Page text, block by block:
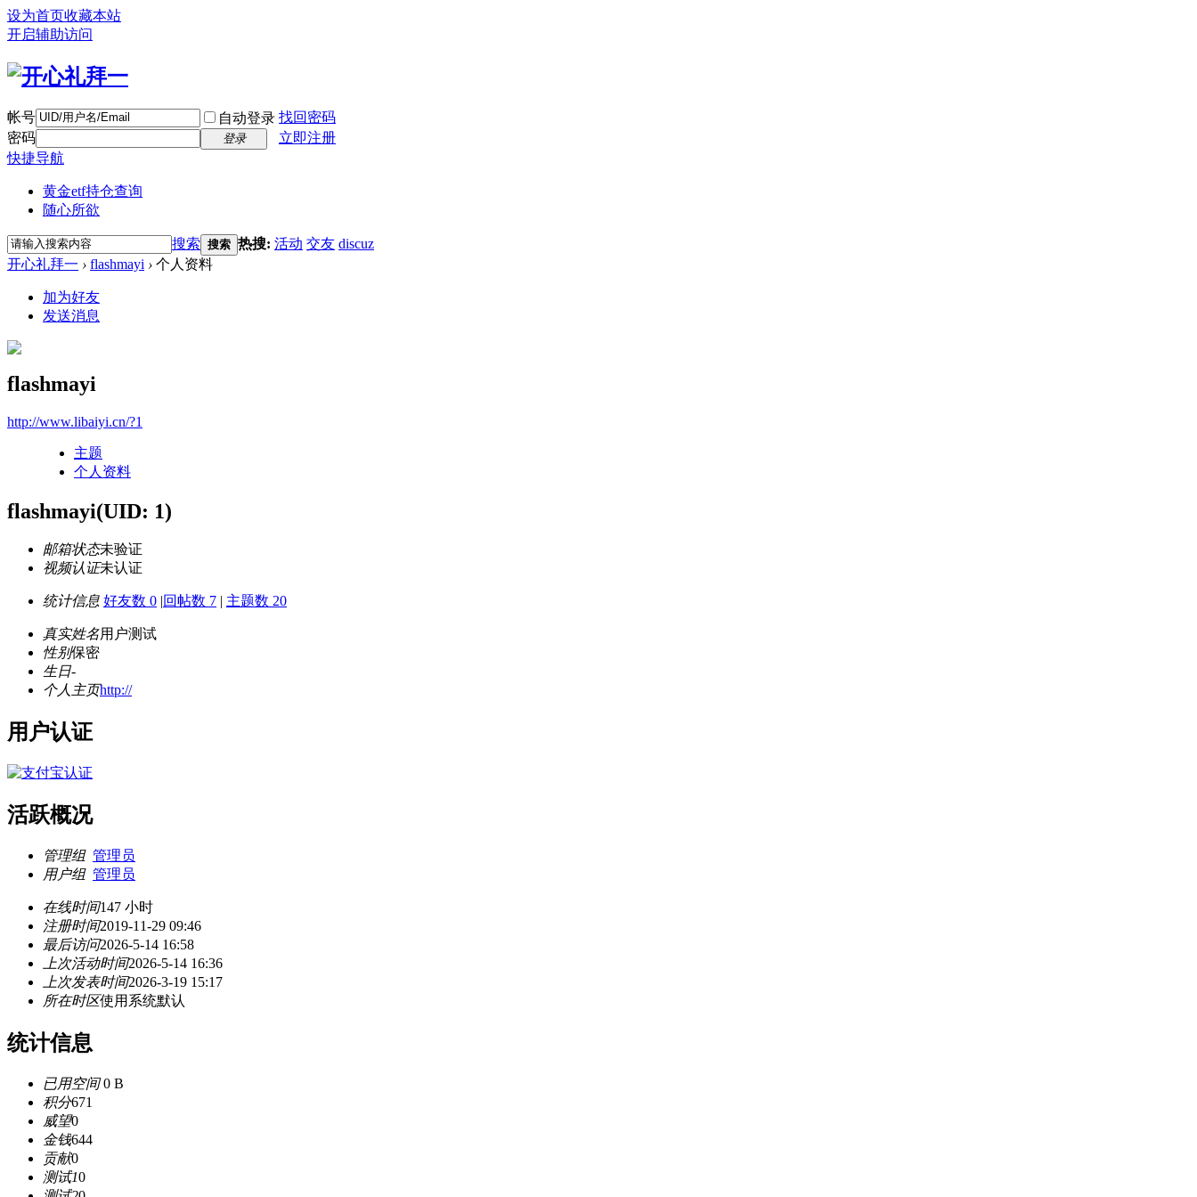
设为首页收藏本站
开启辅助访问
帐号 自动登录 找回密码
密码
登录
立即注册
快捷导航
黄金etf持仓查询
随心所欲
搜索 搜索 热搜: 活动 交友 discuz
开心礼拜一 › flashmayi › 个人资料
加为好友
发送消息
flashmayi
http://www.libaiyi.cn/?1
主题
个人资料
flashmayi(UID: 1)
邮箱状态未验证
视频认证未认证
统计信息 好友数 0 |回帖数 7 | 主题数 20
真实姓名用户测试
性别保密
生日-
个人主页http://
用户认证
活跃概况
管理组 管理员
用户组 管理员
在线时间147 小时
注册时间2019-11-29 09:46
最后访问2026-5-14 16:58
上次活动时间2026-5-14 16:36
上次发表时间2026-3-19 15:17
所在时区使用系统默认
统计信息
已用空间0 B
积分671
威望0
金钱644
贡献0
测试10